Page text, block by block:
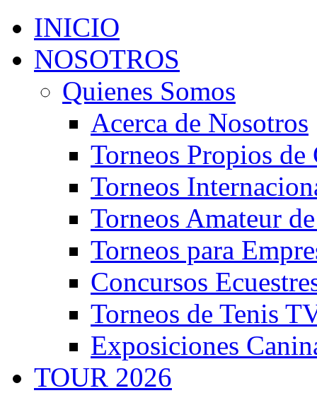
INICIO
NOSOTROS
Quienes Somos
Acerca de Nosotros
Torneos Propios
Torneos
Torneos Amateur
Torneos para
Concursos
Torneos de Tenis
Exposiciones
TOUR 2026